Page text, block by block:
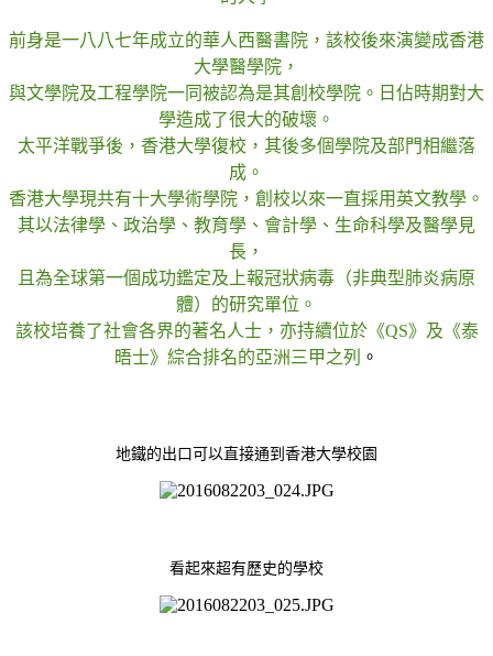
前身是一八八七年成立的華人西醫書院，該校後來演變成香港
大學醫學院，
與文學院及工程學院一同被認為是其創校學院。日佔時期對大
學造成了很大的破壞。
太平洋戰爭後，香港大學復校，其後多個學院及部門相繼落
成。
香港大學現共有十大學術學院，創校以來一直採用英文教學。
其以法律學、政治學、教育學、會計學、生命科學及醫學見
長，
且為全球第一個成功鑑定及上報冠狀病毒（非典型肺炎病原
體）的研究單位。
該校培養了社會各界的著名人士，亦持續位於《QS》及《泰
晤士》綜合排名的亞洲三甲之列 。
地鐵的出口可以直接通到香港大學校園
看起來超有歷史的學校